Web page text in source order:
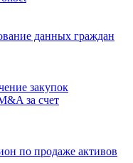
данных граждан
закупок
за счет
по продаже активов